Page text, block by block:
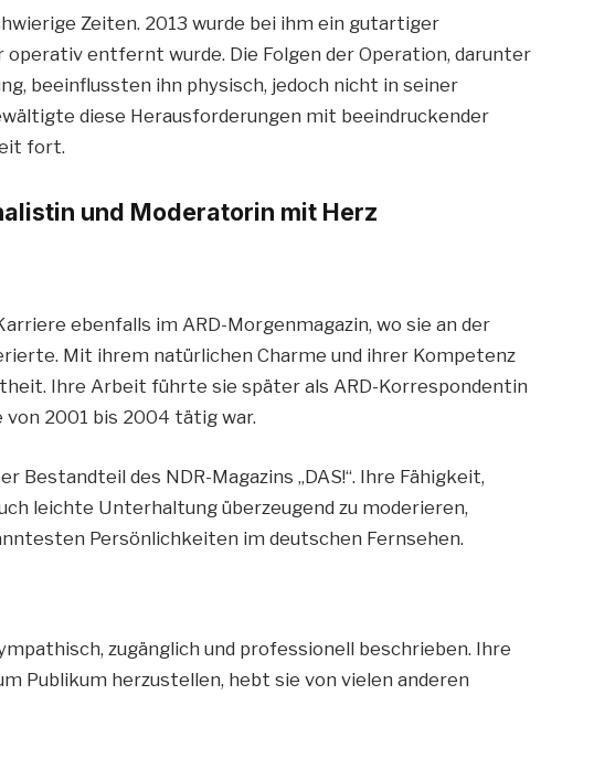
Zeiten. 2013 wurde bei ihm ein gutartiger
entfernt wurde. Die Folgen der Operation, darunter
beeinflussten ihn physisch, jedoch nicht in seiner
diese Herausforderungen mit beeindruckender
fort.
und Moderatorin mit Herz
ebenfalls im ARD-Morgenmagazin, wo sie an der
Mit ihrem natürlichen Charme und ihrer Kompetenz
Ihre Arbeit führte sie später als ARD-Korrespondentin
von 2001 bis 2004 tätig war.
des NDR-Magazins „DAS!“. Ihre Fähigkeit,
leichte Unterhaltung überzeugend zu moderieren,
Persönlichkeiten im deutschen Fernsehen.
zugänglich und professionell beschrieben. Ihre
Publikum herzustellen, hebt sie von vielen anderen